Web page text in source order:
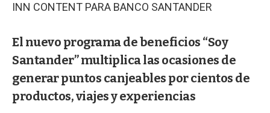
INN CONTENT PARA BANCO SANTANDER
El nuevo programa de beneficios “Soy
Santander” multiplica las ocasiones de
generar puntos canjeables por cientos de
productos, viajes y experiencias